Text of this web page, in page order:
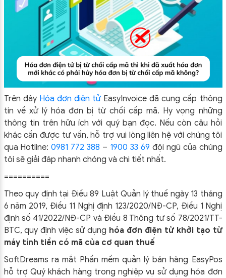
Trên đây Hóa đơn điện tử EasyInvoice đã cung cấp thông
tin về xử lý hóa đơn bị từ chối cấp mã. Hy vọng những
thông tin trên hữu ích với quý bạn đọc. Nếu còn câu hỏi
khác cần được tư vấn, hỗ trợ vui lòng liên hệ với chúng tôi
qua Hotline:0981 772 388 – 1900 33 69 đội ngũ của chúng
tôi sẽ giải đáp nhanh chóng và chi tiết nhất.
==========
Theo quy định tại Điều 89 Luật Quản lý thuế ngày 13 tháng
6 năm 2019, Điều 11 Nghị định 123/2020/NĐ-CP, Điều 1 Nghị
định số 41/2022/NĐ-CP và Điều 8 Thông tư số 78/2021/TT-
BTC, quy định việc sử dụng hóa đơn điện tử khởi tạo từ
máy tính tiền có mã của cơ quan thuế
SoftDreams ra mắt Phần mềm quản lý bán hàng EasyPos
hỗ trợ Quý khách hàng trong nghiệp vụ sử dụnghóa đơn